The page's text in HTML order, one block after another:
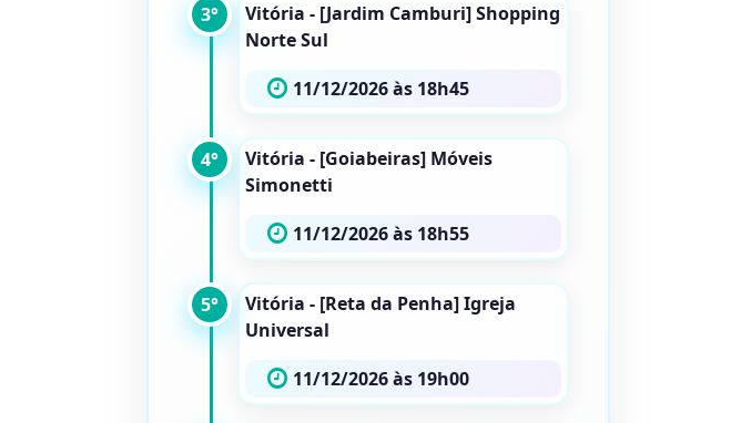
3°
Vitória - [Jardim Camburi] Shopping
Norte Sul
11/12/2026 às 18h45
4°
Vitória - [Goiabeiras] Móveis
Simonetti
11/12/2026 às 18h55
5°
Vitória - [Reta da Penha] Igreja
Universal
11/12/2026 às 19h00